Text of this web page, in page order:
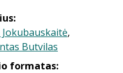
Jokubauskaitė,
Butvilas
formatas: